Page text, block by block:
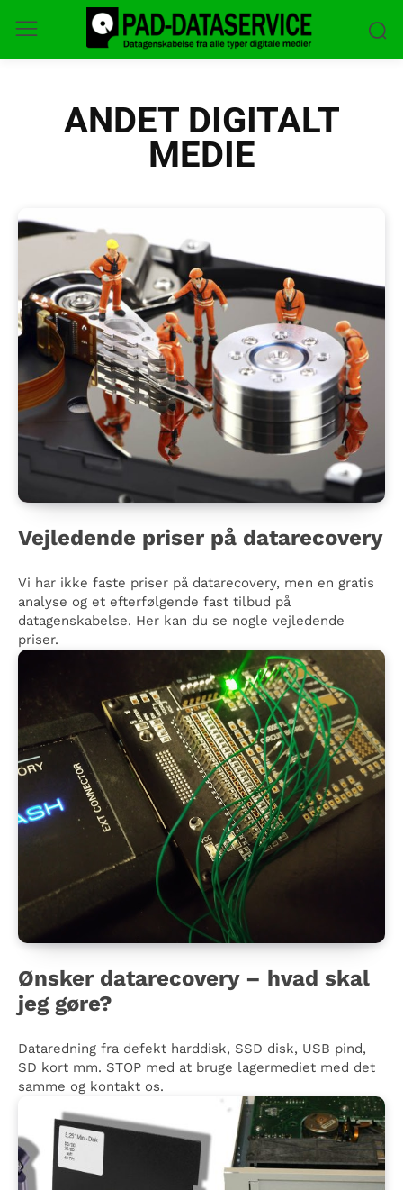
ANDET DIGITALT
MEDIE
Vejledende priser på datarecovery
Vi har ikke faste priser på datarecovery, men en gratis
analyse og et efterfølgende fast tilbud på
datagenskabelse. Her kan du se nogle vejledende
priser.
Ønsker datarecovery – hvad skal
jeg gøre?
Dataredning fra defekt harddisk, SSD disk, USB pind,
SD kort mm. STOP med at bruge lagermediet med det
samme og kontakt os.